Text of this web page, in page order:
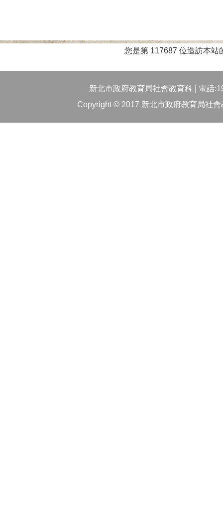
您是第 117687 位造訪本站
新北市政府教育局社會教育科 | 電話
Copyright © 2017 新北市政府教育局社